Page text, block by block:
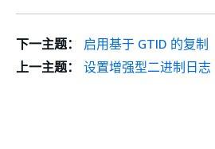
下一主题：
启用基于 GTID 的复制
上一主题：
设置增强型二进制日志